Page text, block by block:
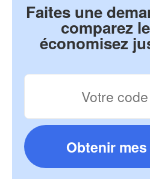
Faites une
comparez
économisez
Obtenir